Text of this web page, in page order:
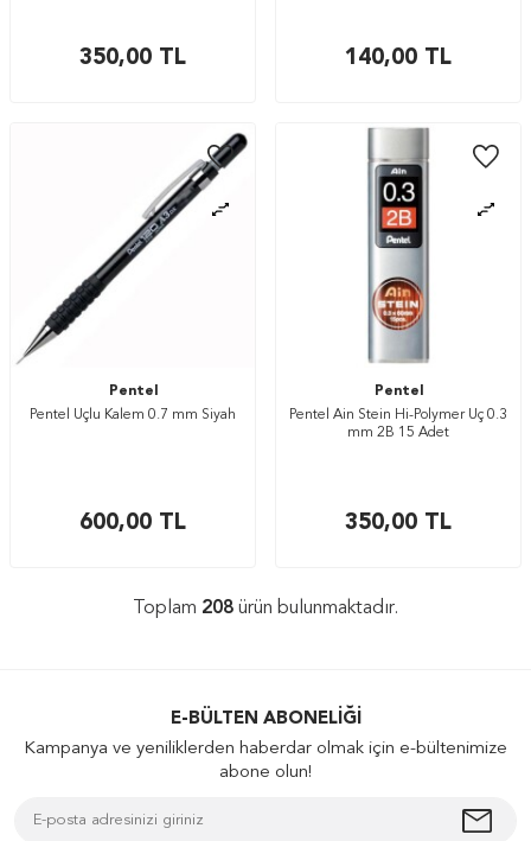
350,00 TL 140,00 TL
Pentel
Pentel Uçlu Kalem 0.7 mm Siyah
600,00 TL
Pentel
Pentel Ain Stein Hi-Polymer Uç 0.3
mm 2B 15 Adet
350,00 TL
Toplam 208 ürün bulunmaktadır.
E-BÜLTEN ABONELIĞI
Kampanya ve yeniliklerden haberdar olmak için e-bültenimize
abone olun!